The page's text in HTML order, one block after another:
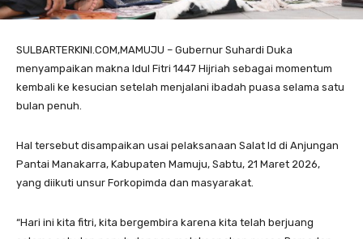
SULBARTERKINI.COM,MAMUJU – Gubernur Suhardi Duka
menyampaikan makna Idul Fitri 1447 Hijriah sebagai momentum
kembali ke kesucian setelah menjalani ibadah puasa selama satu
bulan penuh.
Hal tersebut disampaikan usai pelaksanaan Salat Id di Anjungan
Pantai Manakarra, Kabupaten Mamuju, Sabtu, 21 Maret 2026,
yang diikuti unsur Forkopimda dan masyarakat.
“Hari ini kita fitri, kita bergembira karena kita telah berjuang